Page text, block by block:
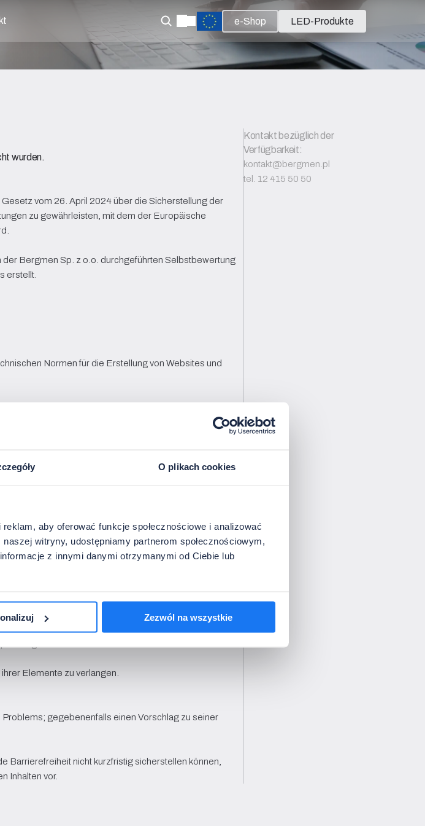
O plikach cookies
aby oferować funkcje społecznościowe i analizować
witryny, udostępniamy partnerom społecznościowym,
z innymi danymi otrzymanymi od Ciebie lub
Zezwól na wszystkie
wurden.
vom 26. April 2024 über die Sicherstellung der
zu gewährleisten, mit dem der Europäische
Bergmen Sp. z o.o. durchgeführten Selbstbewertung
erstellt.
Normen für die Erstellung von Websites und
Mechanismus der automatischen responsiven
die Seitenelemente werden fortlaufend geändert und an
Kontraste bei der Darstellung grafischer Elemente
der optischen Zeichenerkennung (OCR) unterzogen;
ergänzt.
Elemente zu verlangen.
gegebenenfalls einen Vorschlag zu seiner
Barrierefreiheit nicht kurzfristig sicherstellen können,
Inhalten vor.
Kontakt bezüglich der
Verfügbarkeit:
kontakt@bergmen.pl
tel. 12 415 50 50
e-Shop LED-Produkte